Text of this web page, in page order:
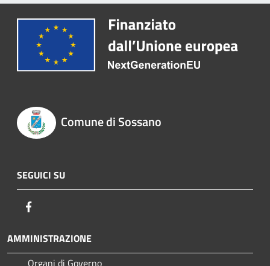
Comune di Sossano
SEGUICI SU
AMMINISTRAZIONE
Organi di Governo